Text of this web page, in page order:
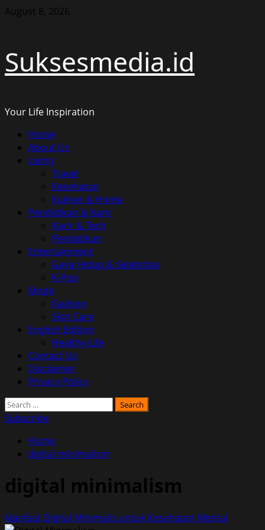
Skip
August 8, 2026
Suksesmedia.id
Your Life Inspiration
Primary
Menu
Home
About Us
Living
Travel
Kesehatan
Kuliner & Home
Pendidikan & Karir
Karir & Tech
Pendidikan
Entertainment
Gaya Hidup & Selebritas
K-Pop
Mode
Fashion
Skin Care
English Edition
Healthy Life
Contact Us
Disclaimer
Privacy Policy
Search
for:
Subscribe
Home
digital minimalism
digital minimalism
Manfaat Digital Minimalis untuk Kesehatan Mental